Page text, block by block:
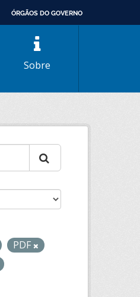
ÓRGÃOS DO GOVERNO
Sobre
PDF